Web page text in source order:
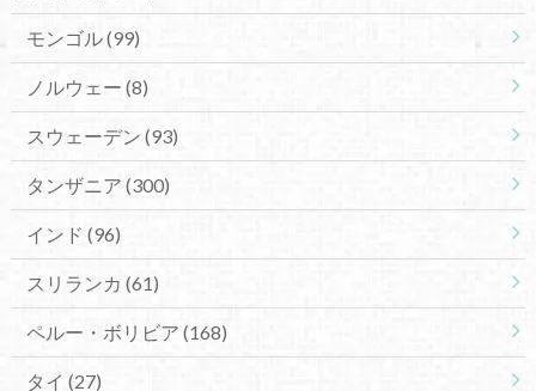
モンゴル(99)
ノルウェー (8)
スウェーデン (93)
タンザニア (300)
インド (96)
スリランカ (61)
ペルー・ボリビア (168)
タイ (27)